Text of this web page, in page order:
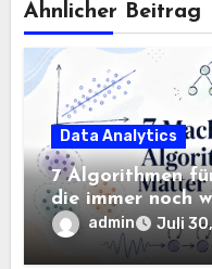
Ähnlicher Beitrag
Data Analytics
7 Algorithmen
die immer noch
admin Juli